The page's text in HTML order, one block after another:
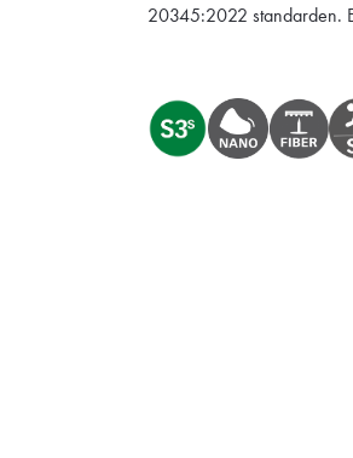
20345:2022 standarden.